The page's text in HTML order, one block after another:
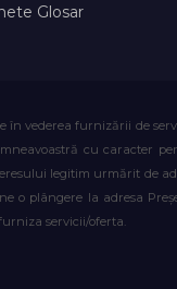
Glosar
în vederea furnizării de
cu caracter
legitim urmărit de
o plângere la adresa
servicii/oferta.